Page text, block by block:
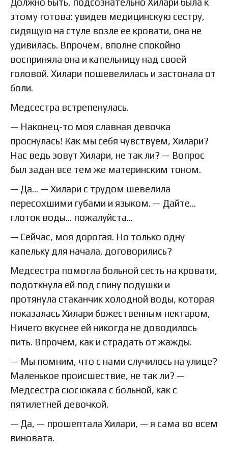
этому готова: увидев медицинскую сестру,
сидящую на стуле возле ее кровати, она не
удивилась. Впрочем, вполне спокойно
восприняла она и капельницу над своей
головой. Хилари пошевелилась и застонала от
боли.
Медсестра встрепенулась.
— Наконец-то моя славная девочка
проснулась! Как мы себя чувствуем, Хилари?
Нас ведь зовут Хилари, не так ли? — Вопрос
был задан все тем же материнским тоном.
— Да… — Хилари с трудом шевелила
пересохшими губами и языком. — Дайте…
глоток воды… пожалуйста…
— Сейчас, моя дорогая. Но только одну
капельку для начала, договорились?
Медсестра помогла больной сесть на кровати,
подоткнула ей под спину подушки и
протянула стаканчик холодной воды, которая
показалась Хилари божественным нектаром,
Ничего вкуснее ей никогда не доводилось
пить. Впрочем, как и страдать от жажды.
— Мы помним, что с нами случилось на улице?
Маленькое происшествие, не так ли? —
Медсестра сюсюкала с больной, как с
пятилетней девочкой.
— Да, — прошептала Хилари, — я сама во всем
виновата.